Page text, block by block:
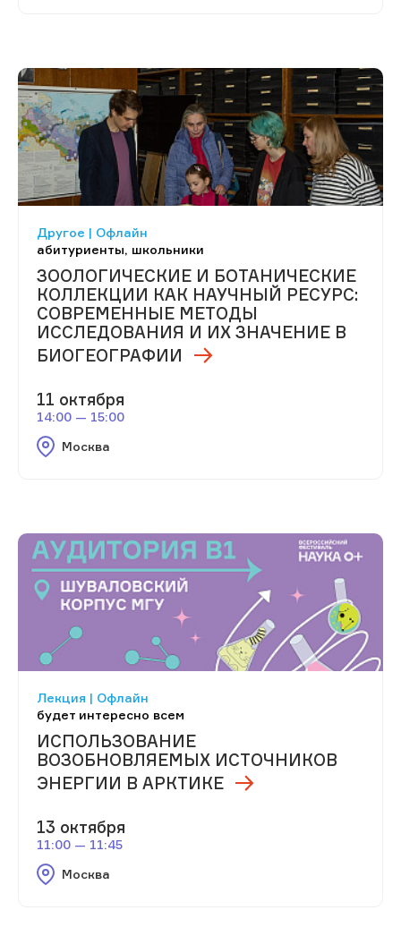
Другое | Офлайн
абитуриенты, школьники
ЗООЛОГИЧЕСКИЕ И БОТАНИЧЕСКИЕ
КОЛЛЕКЦИИ КАК НАУЧНЫЙ РЕСУРС:
СОВРЕМЕННЫЕ МЕТОДЫ
ИССЛЕДОВАНИЯ И ИХ ЗНАЧЕНИЕ В
БИОГЕОГРАФИИ
11 октября
14:00 — 15:00
Москва
Лекция | Офлайн
будет интересно всем
ИСПОЛЬЗОВАНИЕ
ВОЗОБНОВЛЯЕМЫХ ИСТОЧНИКОВ
ЭНЕРГИИ В АРКТИКЕ
13 октября
11:00 — 11:45
Москва